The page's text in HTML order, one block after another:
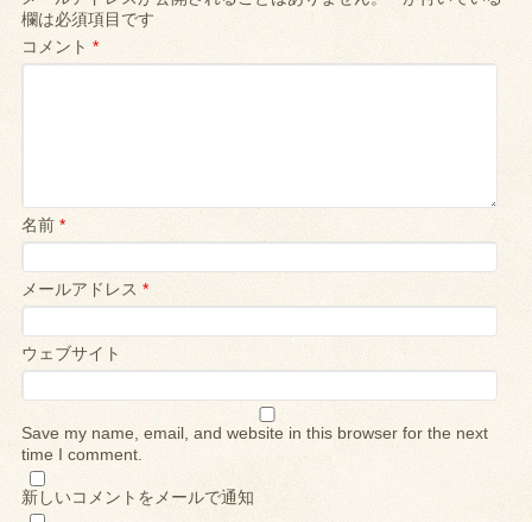
欄は必須項目です
コメント*
名前*
メールアドレス*
ウェブサイト
Save my name, email, and website in this browser for the next
time I comment.
新しいコメントをメールで通知